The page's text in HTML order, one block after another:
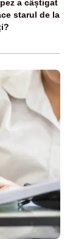
a câștigat
starul de la